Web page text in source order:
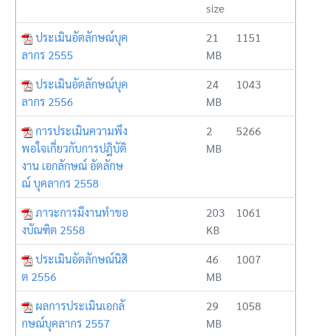
size
ประเมินอัตลักษณ์บุค
ลากร 2555
21
MB
1151
ประเมินอัตลักษณ์บุค
ลากร 2556
24
MB
1043
การประเมินความพึง
พอใจเกี่ยวกับการปฎิบัติ
งาน เอกลักษณ์ อัตลักษ
ณ์ บุคลากร 2558
2
MB
5266
ภาวะการมีงานทำขอ
งบัณฑิต 2558
203
KB
1061
ประเมินอัตลักษณ์นิสิ
ต 2556
46
MB
1007
ผลการประเมินเอกลั
กษณ์บุคลากร 2557
29
MB
1058